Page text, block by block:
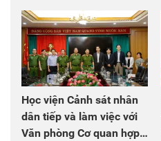
chào mừng Đại hội Đảng
Học viện Cảnh sát nhân
dân tiếp và làm việc với
Văn phòng Cơ quan hợp